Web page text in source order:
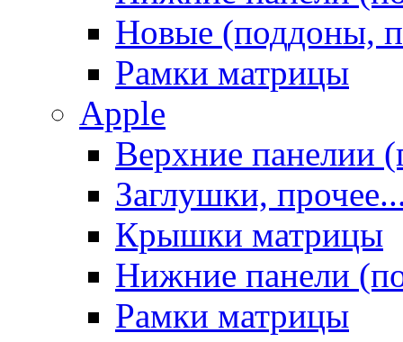
Новые (поддоны,
Рамки матрицы
Apple
Верхние панелии
Заглушки,
Крышки матрицы
Нижние панели
Рамки матрицы